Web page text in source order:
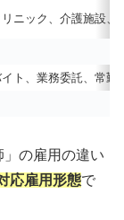
ニック、介護施設、
ト、業務委託、常勤
」の雇用の違い
応雇用形態で